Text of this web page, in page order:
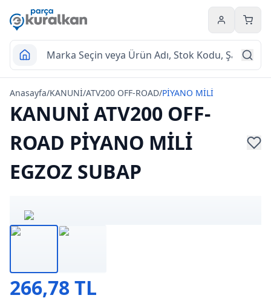
Hesabım
Anasayfa/KANUNİ/ATV200 OFF-ROAD/PİYANO MİLİ
KANUNİ ATV200 OFF-
ROAD PİYANO MİLİ
EGZOZ SUBAP
266,78 TL